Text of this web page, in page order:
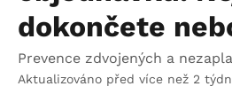
dokončete
Prevence zdvojených a
Aktualizováno před více než 2